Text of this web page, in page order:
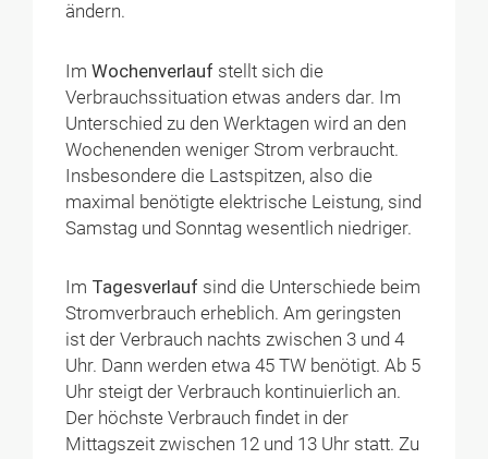
ändern.
ImWochenverlauf stellt sich die
Verbrauchssituation etwas anders dar. Im
Unterschied zu den Werktagen wird an den
Wochenenden weniger Strom verbraucht.
Insbesondere die Lastspitzen, also die
maximal benötigte elektrische Leistung, sind
Samstag und Sonntag wesentlich niedriger.
Im Tagesverlauf sind die Unterschiede beim
Stromverbrauch erheblich. Am geringsten
ist der Verbrauch nachts zwischen 3 und 4
Uhr. Dann werden etwa 45 TW benötigt. Ab 5
Uhr steigt der Verbrauch kontinuierlich an.
Der höchste Verbrauch findet in der
Mittagszeit zwischen 12 und 13 Uhr statt. Zu